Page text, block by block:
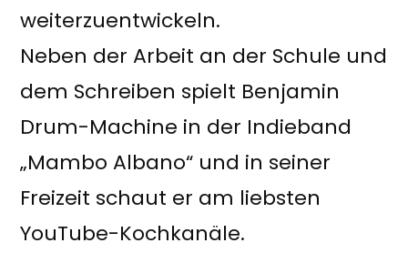
weiterzuentwickeln.
Neben der Arbeit an der Schule und
dem Schreiben spielt Benjamin
Drum-Machine in der Indieband
„Mambo Albano“ und in seiner
Freizeit schaut er am liebsten
YouTube-Kochkanäle.